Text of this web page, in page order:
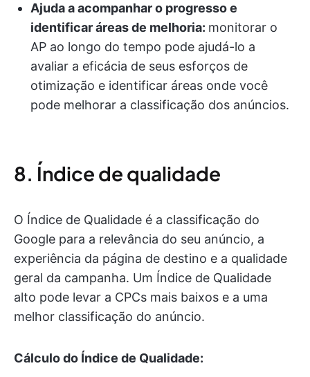
Ajuda a acompanhar o progresso e
identificar áreas de melhoria: monitorar o
AP ao longo do tempo pode ajudá-lo a
avaliar a eficácia de seus esforços de
otimização e identificar áreas onde você
pode melhorar a classificação dos anúncios.
8. Índice de qualidade
O Índice de Qualidade é a classificação do
Google para a relevância do seu anúncio, a
experiência da página de destino e a qualidade
geral da campanha. Um Índice de Qualidade
alto pode levar a CPCs mais baixos e a uma
melhor classificação do anúncio.
Cálculo do Índice de Qualidade: